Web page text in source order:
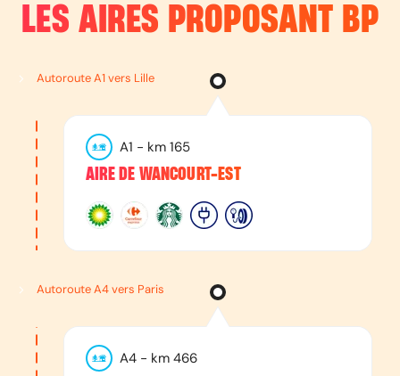
LES AIRES PROPOSANT BP
Autoroute A1 vers Lille
A1 - km 165
AIRE DE WANCOURT-EST
Autoroute A4 vers Paris
A4 - km 466